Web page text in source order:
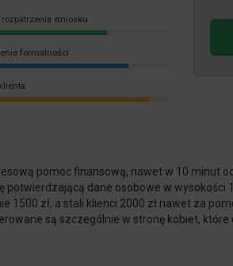
rozpatrzenia wniosku
formalności
pomoc finansową, nawet w 10 minut
potwierdzającą dane osobowe w
zł, a stali klienci 2000 zł nawet za
są szczególnie w stronę kobiet,